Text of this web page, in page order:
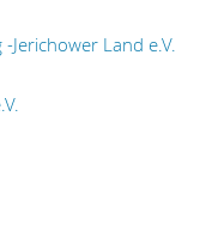
Jerichower Land e.V.